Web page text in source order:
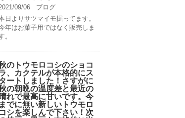
09/06
ブログ
日よりサツマイモ掘ってます。
年はお菓子用ではなく販売しま
。
のトウモロコシのショコ
、カクテルが本格的にス
ートしました！さすがに
の朝晩の温度差と最近の
晴れで最高に甘いです。今
までに無い新しいトウモロ
コシを楽しんで下さい！次